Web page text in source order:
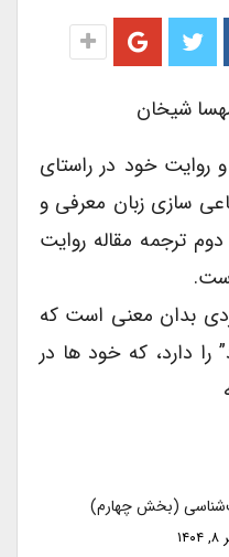
شیخان
خود در راستای
سازی زبان معرفی و
ترجمه مقاله روایت
بدان معنی است که
دارد، که خود ها در
(بخش چهارم)